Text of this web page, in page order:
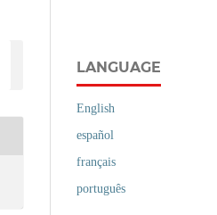
LANGUAGE
English
español
français
português